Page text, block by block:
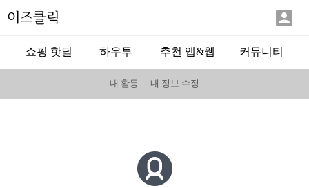
이즈클릭 
쇼핑 핫딜 하우투 추천 앱&웹 커뮤니티
내 활동 내 정보 수정